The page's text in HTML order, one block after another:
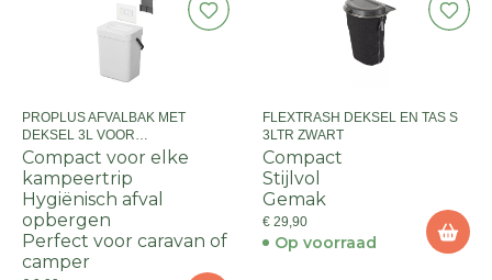
PROPLUS AFVALBAK MET
DEKSEL 3L VOOR
CARAVAN/CAMPER
Compact voor elke
kampeertrip
Hygiënisch afval
opbergen
Perfect voor caravan of
camper
FLEXTRASH DEKSEL EN TAS S
3LTR ZWART
Compact
Stijlvol
Gemak
€ 29,90
Op voorraad